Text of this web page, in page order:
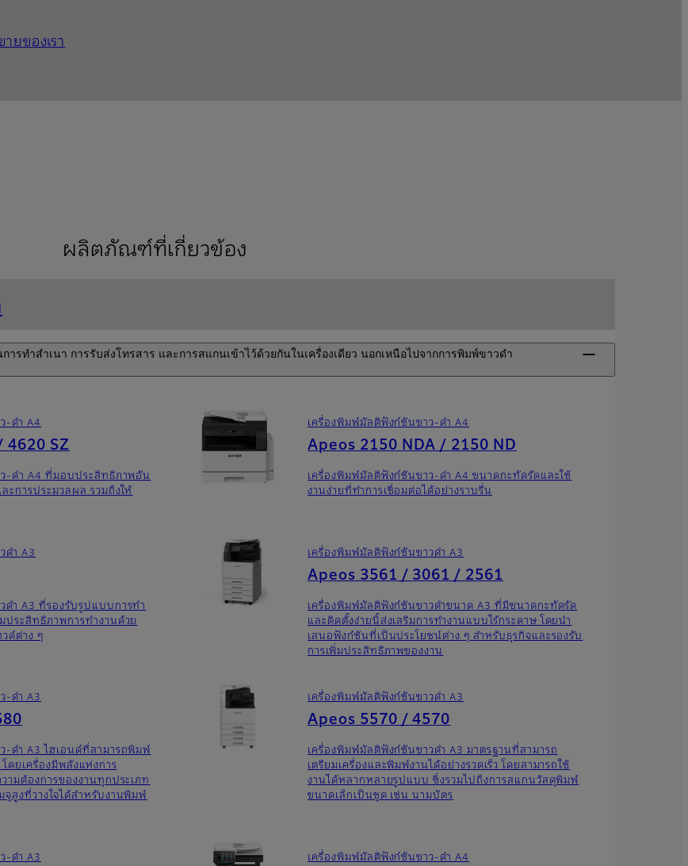
ยของเรา
ผลิตภัณฑ์ที่เกี่ยวข้อง
ารทําสําเนา การรับส่งโทรสาร และการสแกนเข้าไว้ด้วยกันในเครื่องเดียว นอกเหนือไปจากการพิมพ์ขาวดํา
-ดำ A4
4620 SZ
-ดํา A4 ที่มอบประสิทธิภาพอัน
ะการประมวลผล รวมถึงให้
เครื่องพิมพ์มัลติฟังก์ชันขาว-ดำ A4
Apeos 2150 NDA / 2150 ND
เครื่องพิมพ์มัลติฟังก์ชันขาว-ดำ A4 ขนาดกะทัดรัดและใช้
งานง่ายที่ทำการเชื่อมต่อได้อย่างราบรื่น
ำ A3
ำ A3 ที่รองรับรูปแบบการทํา
ระสิทธิภาพการทํางานด้วย
ด์ต่าง ๆ
เครื่องพิมพ์มัลติฟังก์ชันขาวดำ A3
Apeos 3561 / 3061 / 2561
เครื่องพิมพ์มัลติฟังก์ชันขาวดำขนาด A3 ที่มีขนาดกะทัดรัด
และติดตั้งง่ายนี้ส่งเสริมการทำงานแบบไร้กระดาษ โดยนำ
เสนอฟังก์ชันที่เป็นประโยชน์ต่าง ๆ สำหรับธุรกิจและรองรับ
การเพิ่มประสิทธิภาพของงาน
-ดำ A3
ดำ A3 ไฮเอนด์ที่สามารถพิมพ์
ดยเครื่องมีพลังแห่งการ
ามต้องการของงานทุกประเภท
สูงที่วางใจได้สําหรับงานพิมพ์
เครื่องพิมพ์มัลติฟังก์ชันขาวดำ A3
Apeos 5570 / 4570
เครื่องพิมพ์มัลติฟังก์ชันขาวดำ A3 มาตรฐานที่สามารถ
เตรียมเครื่องและพิมพ์งานได้อย่างรวดเร็ว โดยสามารถใช้
งานได้หลากหลายรูปแบบ ซึ่งรวมไปถึงการสแกนวัสดุพิมพ์
ขนาดเล็กเป็นชุด เช่น นามบัตร
-ดำ A3 เครื่องพิมพ์มัลติฟังก์ชันขาว-ดำ A4